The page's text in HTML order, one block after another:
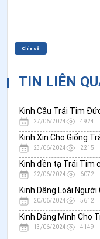
Chia sẻ
TIN LIÊN
Kinh Cầu Trái Tim
27/06/2024 4924
Kinh Xin Cho Giống
23/06/2024 2215
Kinh đền tạ Trái Tim
22/06/2024 6072
Kinh Dâng Loài
20/06/2024 5612
13/06/2024 4149